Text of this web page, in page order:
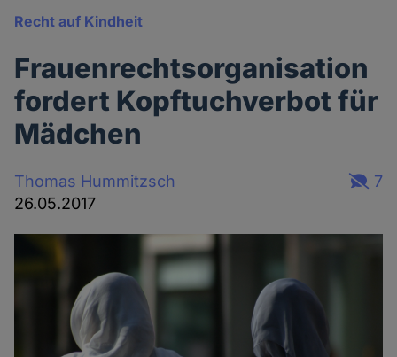
Recht auf Kindheit
Frauenrechtsorganisation
fordert Kopftuchverbot für
Mädchen
Thomas Hummitzsch
26.05.2017
7